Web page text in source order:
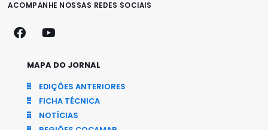
ACOMPANHE NOSSAS REDES SOCIAIS
MAPA DO JORNAL
EDIÇÕES ANTERIORES
FICHA TÉCNICA
NOTÍCIAS